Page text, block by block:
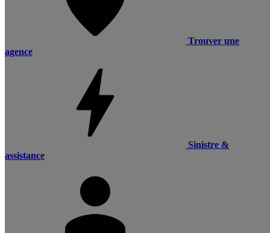
Trouver une
agence
Sinistre &
assistance